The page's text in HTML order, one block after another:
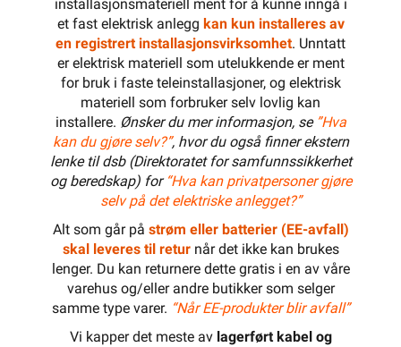
installasjonsmateriell ment for å kunne inngå i
et fast elektrisk anlegg kan kun installeres av
en registrert installasjonsvirksomhet. Unntatt
er elektrisk materiell som utelukkende er ment
for bruk i faste teleinstallasjoner, og elektrisk
materiell som forbruker selv lovlig kan
installere. Ønsker du mer informasjon, se ”Hva
kan du gjøre selv?”, hvor du også finner ekstern
lenke til dsb (Direktoratet for samfunnssikkerhet
og beredskap) for “Hva kan privatpersoner gjøre
selv på det elektriske anlegget?”
Alt som går på strøm eller batterier (EE-avfall)
skal leveres til returnår det ikke kan brukes
lenger. Du kan returnere dette gratis i en av våre
varehus og/eller andre butikker som selger
samme type varer. “Når EE-produkter blir avfall”
Vi kapper det meste av lagerført kabel og